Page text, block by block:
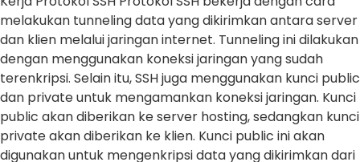
melakukan tunneling data yang dikirimkan antara server
dan klien melalui jaringan internet. Tunneling ini dilakukan
dengan menggunakan koneksi jaringan yang sudah
terenkripsi. Selain itu, SSH juga menggunakan kunci public
dan private untuk mengamankan koneksi jaringan. Kunci
public akan diberikan ke server hosting, sedangkan kunci
private akan diberikan ke klien. Kunci public ini akan
digunakan untuk mengenkripsi data yang dikirimkan dari